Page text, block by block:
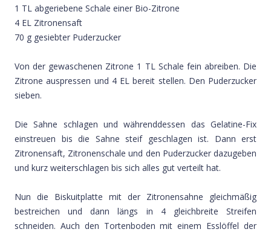
1 TL abgeriebene Schale einer Bio-Zitrone
4 EL Zitronensaft
70 g gesiebter Puderzucker
Von der gewaschenen Zitrone 1 TL Schale fein abreiben. Die
Zitrone auspressen und 4 EL bereit stellen. Den Puderzucker
sieben.
Die Sahne schlagen und währenddessen das Gelatine-Fix
einstreuen bis die Sahne steif geschlagen ist. Dann erst
Zitronensaft, Zitronenschale und den Puderzucker dazugeben
und kurz weiterschlagen bis sich alles gut verteilt hat.
Nun die Biskuitplatte mit der Zitronensahne gleichmäßig
bestreichen und dann längs in 4 gleichbreite Streifen
schneiden. Auch den Tortenboden mit einem Esslöffel der